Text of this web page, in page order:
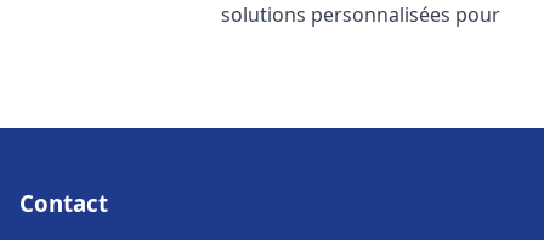
solutions personnalisées pour
Contact